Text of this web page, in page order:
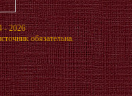
- 2026
обязательна.